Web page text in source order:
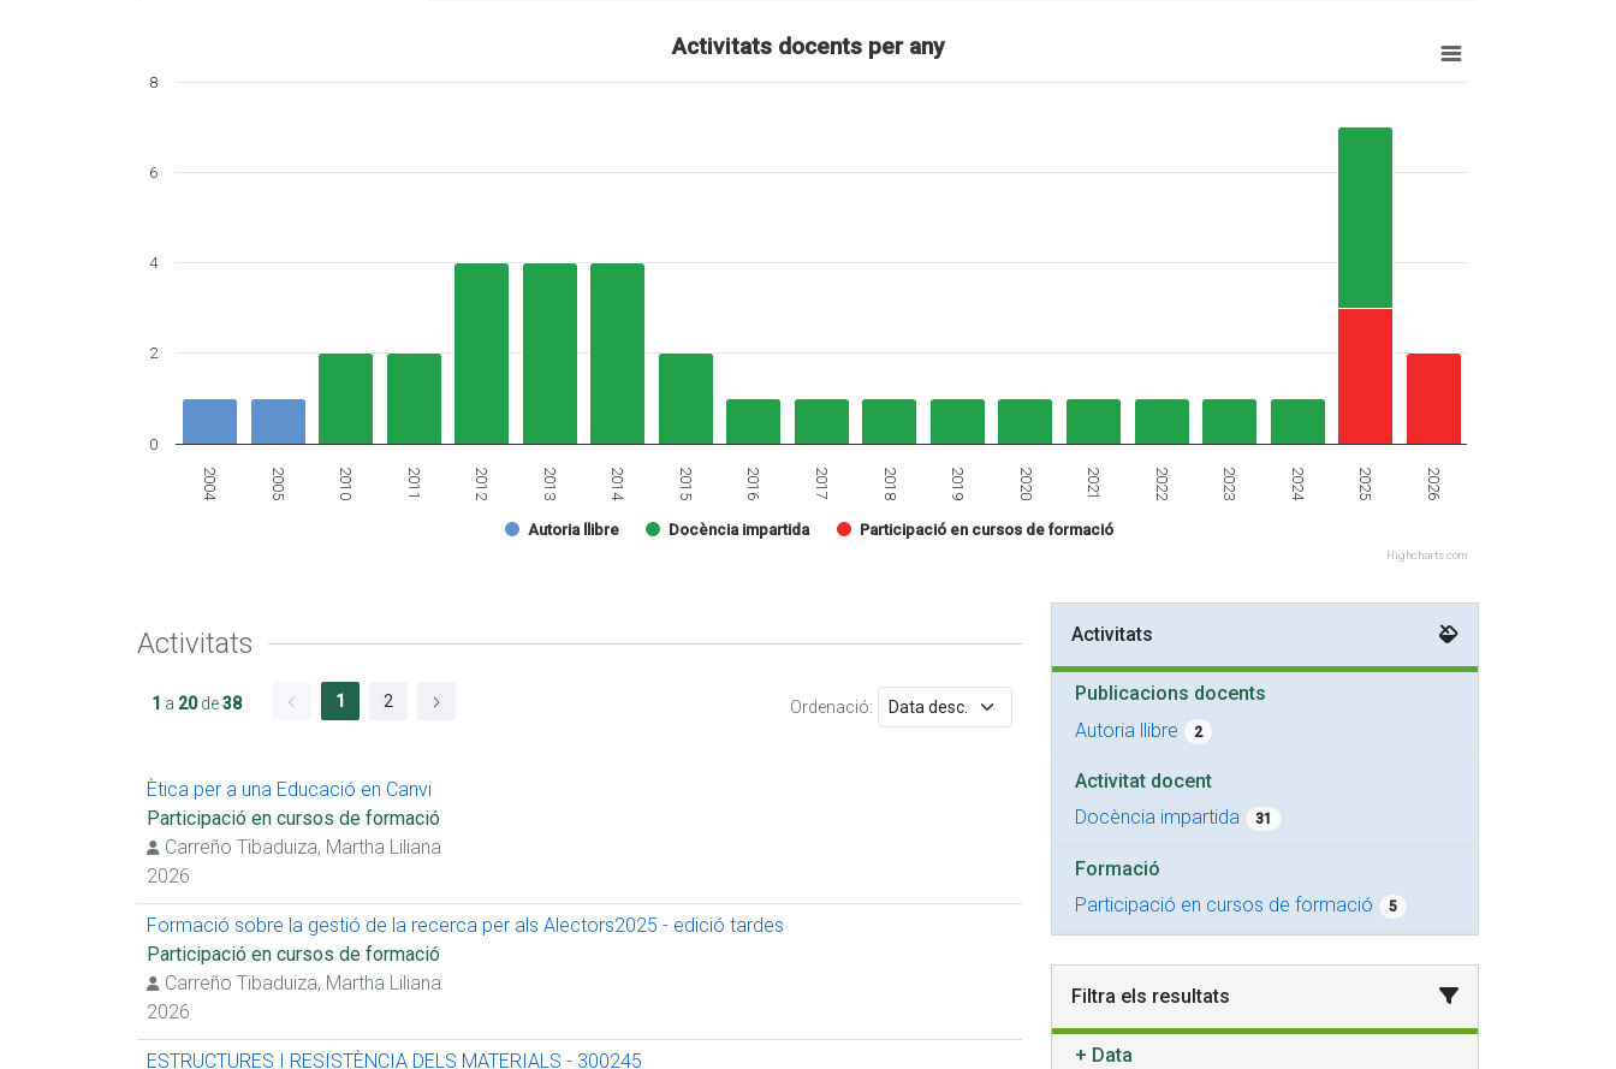
Activitats docents per any
Autoria llibre Docència impartida Participació en cursos de formació
2004 2005 2010 2011 2012 2013 2014 2015 2016 2017 2018 2019 2020 2021 2022 2023 2024 2025 2026
0
2
4
6
8
Highcharts.com
Activitats
1 a 20de38 1 2 Ordenació:
Ètica per a una Educació en Canvi
Participació en cursos de formació
Carreño Tibaduiza, Martha Liliana
2026
Formació sobre la gestió de la recerca per als Alectors2025 - edició tardes
Participació en cursos de formació
Carreño Tibaduiza, Martha Liliana
2026
ESTRUCTURES I RESISTÈNCIA DELS MATERIALS - 300245
Activitats
Publicacions docents
Autoria llibre
2
Activitat docent
Docència impartida
31
Formació
Participació en cursos de formació
5
Filtra els resultats
+ Data